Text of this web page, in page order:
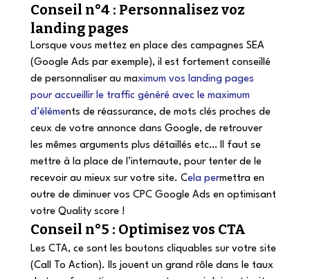
Conseil n°4 : Personnalisez voz
landing pages
Lorsque vous mettez en place des campagnes SEA
(Google Ads par exemple), il est fortement conseillé
de personnaliser au maximum vos landing pages
pour accueillir le traffic généré avec le maximum
d’éléments de réassurance, de mots clés proches de
ceux de votre annonce dans Google, de retrouver
les mêmes arguments plus détaillés etc… Il faut se
mettre à la place de l’internaute, pour tenter de le
recevoir au mieux sur votre site. Cela permettra en
outre de diminuer vos CPC Google Ads en optimisant
votre Quality score !
Conseil n°5 : Optimisez vos CTA
Les CTA, ce sont les boutons cliquables sur votre site
(Call To Action). Ils jouent un grand rôle dans le taux